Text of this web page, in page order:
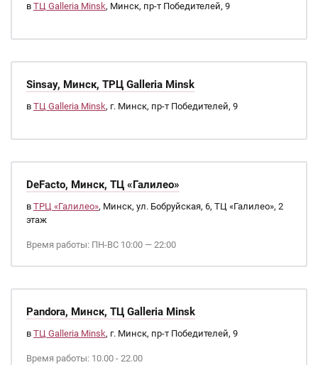
в ТЦ Galleria Minsk, Минск, пр-т Победителей, 9
Sinsay, Минск, ТРЦ Galleria Minsk
в ТЦ Galleria Minsk, г. Минск, пр-т Победителей, 9
DeFacto, Минск, ТЦ «Галилео»
в ТРЦ «Галилео», Минск, ул. Бобруйская, 6, ТЦ «Галилео», 2
этаж
Время работы: ПН-ВС 10:00 — 22:00
Pandora, Минск, ТЦ Galleria Minsk
в ТЦ Galleria Minsk, г. Минск, пр-т Победителей, 9
Время работы: 10.00 - 22.00